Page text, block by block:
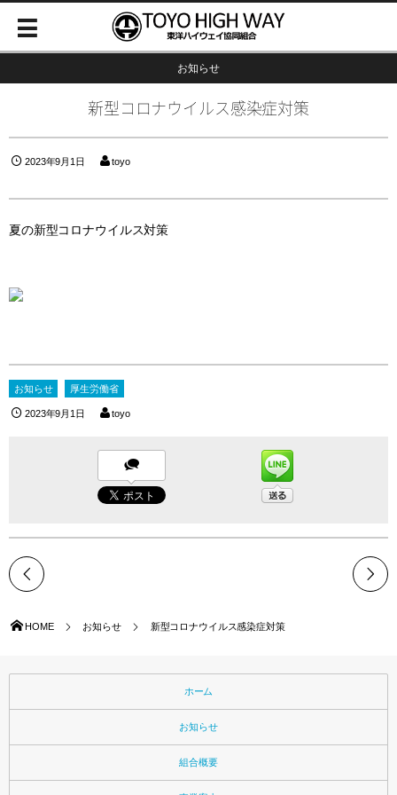
お知らせ
新型コロナウイルス感染症対策
2023年9月1日 toyo
夏の新型コロナウイルス対策
お知らせ 厚生労働省
2023年9月1日 toyo
HOME お知らせ 新型コロナウイルス感染症対策
ホーム
お知らせ
組合概要